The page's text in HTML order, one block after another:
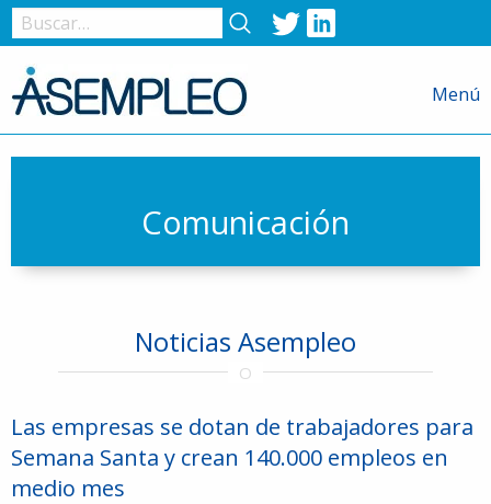
Twitter
de
usuario
o
correo
Contraseña
Menú
Comunicación
Noticias Asempleo
Las empresas se dotan de trabajadores para
Semana Santa y crean 140.000 empleos en
medio mes